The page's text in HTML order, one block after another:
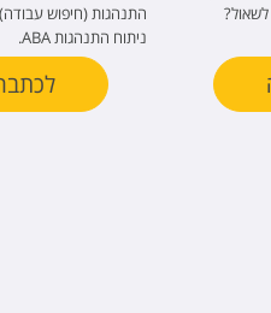
התנהגות (חיפוש
ניתוח התנהגות ABA.